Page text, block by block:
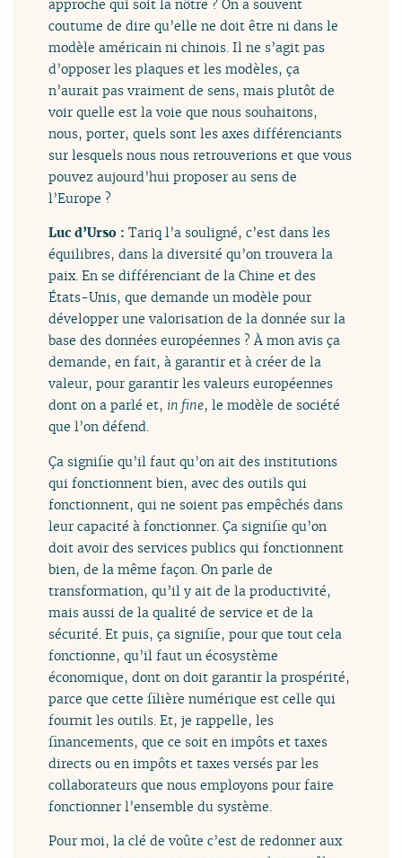
approche qui soit la nôtre ? On a souvent
coutume de dire qu’elle ne doit être ni dans le
modèle américain ni chinois. Il ne s’agit pas
d’opposer les plaques et les modèles, ça
n’aurait pas vraiment de sens, mais plutôt de
voir quelle est la voie que nous souhaitons,
nous, porter, quels sont les axes différenciants
sur lesquels nous nous retrouverions et que vous
pouvez aujourd’hui proposer au sens de
l’Europe ?
Luc d’Urso :Tariq l’a souligné, c’est dans les
équilibres, dans la diversité qu’on trouvera la
paix. En se différenciant de la Chine et des
États-Unis, que demande un modèle pour
développer une valorisation de la donnée sur la
base des données européennes ? À mon avis ça
demande, en fait, à garantir et à créer de la
valeur, pour garantir les valeurs européennes
dont on a parlé et, in fine, le modèle de société
que l’on défend.
Ça signifie qu’il faut qu’on ait des institutions
qui fonctionnent bien, avec des outils qui
fonctionnent, qui ne soient pas empêchés dans
leur capacité à fonctionner. Ça signifie qu’on
doit avoir des services publics qui fonctionnent
bien, de la même façon. On parle de
transformation, qu’il y ait de la productivité,
mais aussi de la qualité de service et de la
sécurité. Et puis, ça signifie, pour que tout cela
fonctionne, qu’il faut un écosystème
économique, dont on doit garantir la prospérité,
parce que cette filière numérique est celle qui
fournit les outils. Et, je rappelle, les
financements, que ce soit en impôts et taxes
directs ou en impôts et taxes versés par les
collaborateurs que nous employons pour faire
fonctionner l’ensemble du système.
Pour moi, la clé de voûte c’est de redonner aux